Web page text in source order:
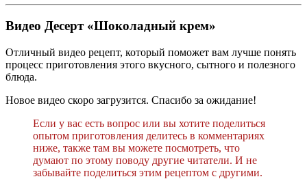
Видео Десерт «Шоколадный крем»
Отличный видео рецепт, который поможет вам лучше понять
процесс приготовления этого вкусного, сытного и полезного
блюда.
Новое видео скоро загрузится. Спасибо за ожидание!
Если у вас есть вопрос или вы хотите поделиться
опытом приготовления делитесь в комментариях
ниже, также там вы можете посмотреть, что
думают по этому поводу другие читатели. И не
забывайте поделиться этим рецептом с другими.